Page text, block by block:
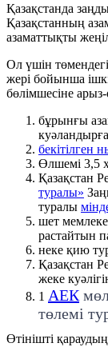
Қазақстанда
Қазақстанның
азаматтықты
Ол үшін
жері бойынша
бөлімшесіне
бұрынғы
бекітілген
Өлшемі 3,5
Қазақстан
туралы»
туралы
шет
растайтын
неке қию
Қазақстан
жеке
1 АЕК
төлемі
Өтінішті